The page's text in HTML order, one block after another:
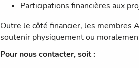
Participations financières aux
Outre le côté financier, les membres
soutenir physiquement ou
Pour nous contacter, soit :